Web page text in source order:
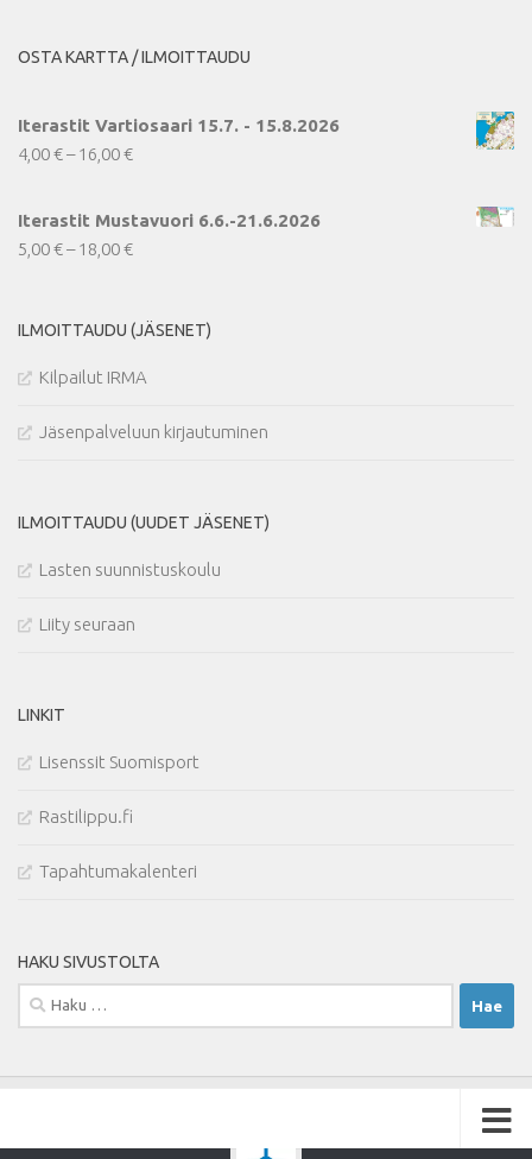
OSTA KARTTA / ILMOITTAUDU
Iterastit Vartiosaari 15.7. - 15.8.2026
4,00€– 16,00€Hintaluokka:
Iterastit Mustavuori 6.6.-21.6.2026
5,00€– 18,00€Hintaluokka:
18,00 €
ILMOITTAUDU (JÄSENET)
Kilpailut IRMA
Jäsenpalveluun kirjautuminen
ILMOITTAUDU (UUDET JÄSENET)
Lasten suunnistuskoulu
Liity seuraan
LINKIT
Lisenssit Suomisport
Rastilippu.fi
Tapahtumakalenteri
HAKU SIVUSTOLTA
Haku: